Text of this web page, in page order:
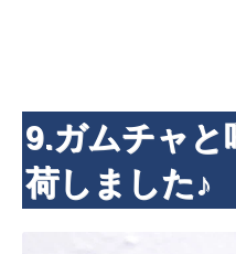
9.ガムチャと
荷しました♪